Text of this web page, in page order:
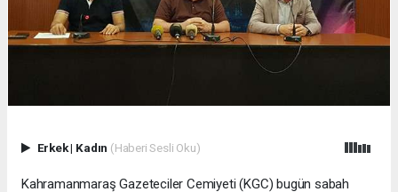
Erkek| Kadın (Haberi Sesli Oku)
Kahramanmaraş Gazeteciler Cemiyeti (KGC) bugün sabah